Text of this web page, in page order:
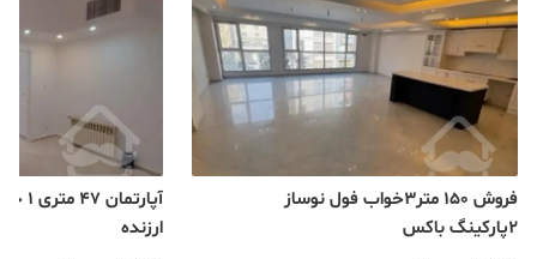
فروش ۱۵۰ متر۳خواب فول نوساز
۲پارکینگ باکس
ارزنده